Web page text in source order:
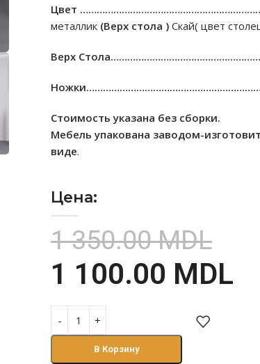
Цвет
металлик (Верх стола ) Скай( цвет
Верх
Стоимость указана без сборки.
Мебель упакована заводом-
виде.
Цена:
1 350.00MDL
1 100.00 MDL
В Корзину